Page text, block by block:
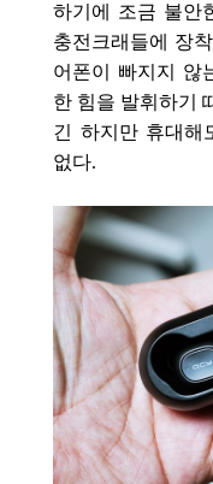
하기에 조금 불안
충전크래들에 장
어폰이 빠지지 않
한 힘을 발휘하기
긴 하지만 휴대해
없다.